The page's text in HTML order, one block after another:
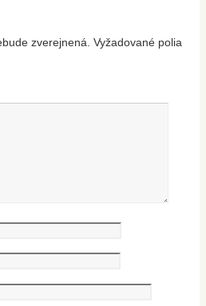
zverejnená. Vyžadované polia